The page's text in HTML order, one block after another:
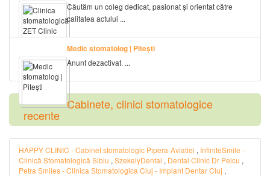
Căutăm un coleg dedicat, pasionat și orientat către
calitatea actului ...
Medic stomatolog | Pitești
Anunt dezactivat. ...
Cabinete, clinici stomatologice
recente
HAPPY CLINIC - Cabinet stomatologic Pipera-Aviatiei , InfiniteSmile -
Clinică Stomatologică Sibiu , SzekelyDental , Dental Clinic Dr Peicu ,
Petra Smiles - Clinica Stomatologica Cluj - Implant Dentar Cluj ,